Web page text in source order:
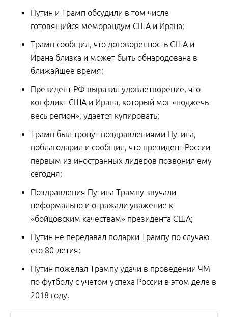
Путин и Трамп обсудили в том числе
готовящийся меморандум США и Ирана;
Трамп сообщил, что договоренность США и
Ирана близка и может быть обнародована в
ближайшее время;
Президент РФ выразил удовлетворение, что
конфликт США и Ирана, который мог «поджечь
весь регион», удается купировать;
Трамп был тронут поздравлениями Путина,
поблагодарил и сообщил, что президент России
первым из иностранных лидеров позвонил ему
сегодня;
Поздравления Путина Трампу звучали
неформально и отражали уважение к
«бойцовским качествам» президента США;
Путин не передавал подарки Трампу по случаю
его 80-летия;
Путин пожелал Трампу удачи в проведении ЧМ
по футболу с учетом успеха России в этом деле в
2018 году.